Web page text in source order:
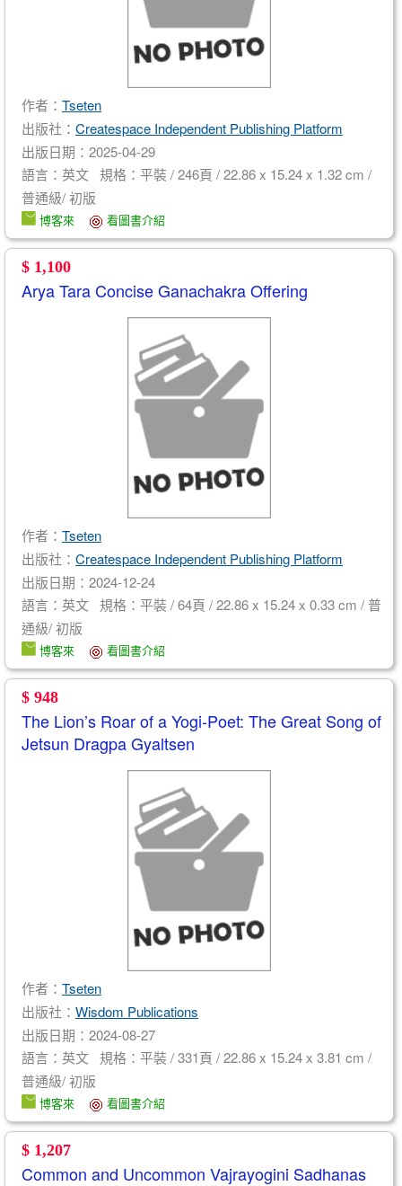
作者： Tseten
出版社： Createspace Independent Publishing Platform
出版日期：2025-04-29
語言：英文 規格：平裝 / 246頁 / 22.86 x 15.24 x 1.32 cm /
普通級/ 初版
博客來 看圖書介紹
$ 1,100
Arya Tara Concise Ganachakra Offering
作者： Tseten
出版社： Createspace Independent Publishing Platform
出版日期：2024-12-24
語言：英文 規格：平裝 / 64頁 / 22.86 x 15.24 x 0.33 cm / 普
通級/ 初版
博客來 看圖書介紹
$ 948
The Lion’s Roar of a Yogi-Poet: The Great Song of
Jetsun Dragpa Gyaltsen
作者： Tseten
出版社： Wisdom Publications
出版日期：2024-08-27
語言：英文 規格：平裝 / 331頁 / 22.86 x 15.24 x 3.81 cm /
普通級/ 初版
博客來 看圖書介紹
$ 1,207
Common and Uncommon Vajrayogini Sadhanas